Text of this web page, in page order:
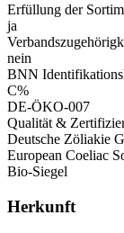
Erfüllung der
ja
nein
BNN
C%
DE-ÖKO-007
Qualität &
Deutsche Zöliakie
European Coeliac
Bio-Siegel
Herkunft